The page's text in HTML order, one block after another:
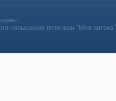
повышения потенции “Моя